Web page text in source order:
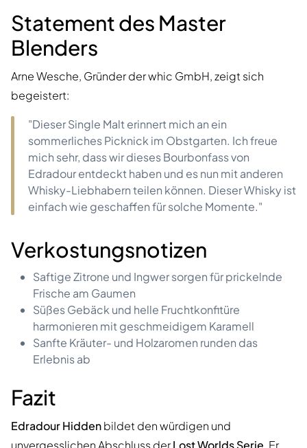
Statement des Master
Blenders
Arne Wesche, Gründer der whic GmbH, zeigt sich
begeistert:
"Dieser Single Malt erinnert mich an ein
sommerliches Picknick im Obstgarten. Ich freue
mich sehr, dass wir dieses Bourbonfass von
Edradour entdeckt haben und es nun mit anderen
Whisky-Liebhabern teilen können. Dieser Whisky ist
einfach wie geschaffen für solche Momente."
Verkostungsnotizen
Saftige Zitrone und Ingwer sorgen für prickelnde
Frische am Gaumen
Süßes Gebäck und helle Fruchtkonfitüre
harmonieren mit geschmeidigem Karamell
Sanfte Kräuter- und Holzaromen runden das
Erlebnis ab
Fazit
Edradour Hiddenbildet den würdigen und
unvergesslichen Abschluss derLost Worlds Serie . Er